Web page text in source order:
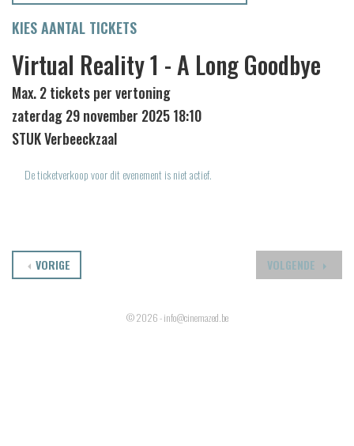
KIES AANTAL TICKETS
Virtual Reality 1 - A Long Goodbye
Max. 2 tickets per vertoning
zaterdag 29 november 2025 18:10
STUK Verbeeckzaal
De ticketverkoop voor dit evenement is niet actief.
VOLGENDE
VORIGE
© 2026 - info@cinemazed.be